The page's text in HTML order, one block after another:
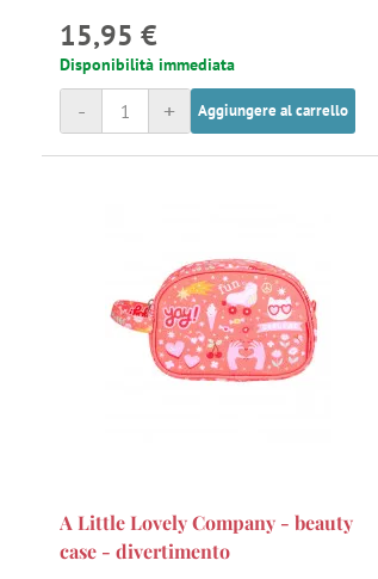
15,95 €
Disponibilità immediata
+
- Aggiungere al carrello
A Little Lovely Company - beauty
case - divertimento